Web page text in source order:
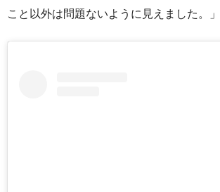
こと以外は問題ないように見えました。」